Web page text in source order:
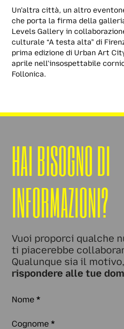
Un’altra città, un altro
che porta la firma della
Levels Gallery in
culturale “A testa alta” di
prima edizione di Urban Art
aprile nell’insospettabile
Follonica.
HAI BISOGNO DI
INFORMAZIONI?
Vuoi proporci qualche
ti piacerebbe
Qualunque sia il motivo,
rispondere alle tue
Nome *
Cognome *